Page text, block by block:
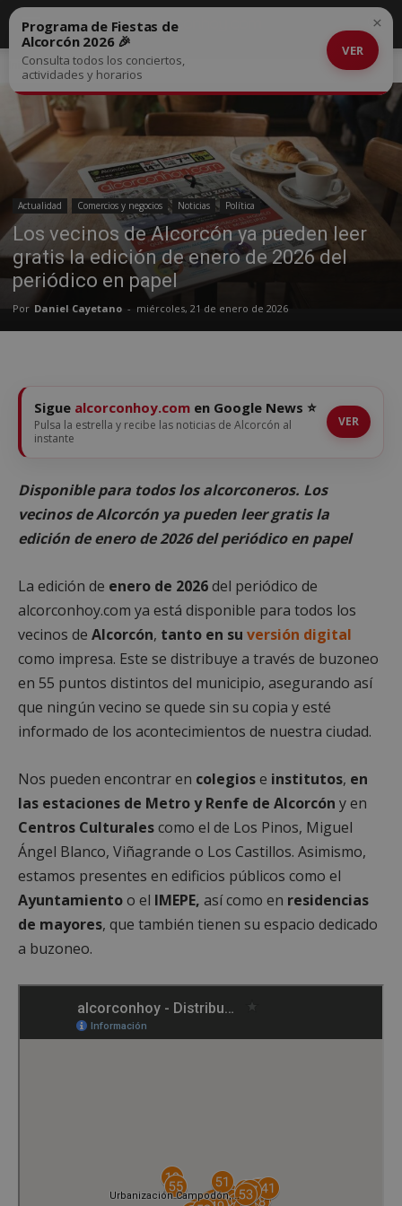
Inicio Actualidad
Actualidad Comercios y negocios Noticias Política
Los vecinos de Alcorcón ya pueden leer
gratis la edición de enero de 2026 del
periódico en papel
Por Daniel Cayetano - miércoles, 21 de enero de 2026
Programa de Fiestas de
Alcorcón 2026 🎉
Consulta todos los conciertos,
actividades y horarios
VER
×
Sigue alcorconhoy.com en Google News ⭐
Pulsa la estrella y recibe las noticias de Alcorcón al
instante
VER
Disponible para todos los alcorconeros. Los
vecinos de Alcorcón ya pueden leer gratis la
edición de enero de 2026 del periódico en papel
La edición de enero de 2026del periódico de
alcorconhoy.com ya está disponible para todos los
vecinos de Alcorcón, tanto en su versión digital
como impresa. Este se distribuye a través de buzoneo
en 55 puntos distintos del municipio, asegurando así
que ningún vecino se quede sin su copia y esté
informado de los acontecimientos de nuestra ciudad.
Nos pueden encontrar en colegiose institutos, en
las estaciones de Metro y Renfe de Alcorcón y en
Centros Culturalescomo el de Los Pinos, Miguel
Ángel Blanco, Viñagrande o Los Castillos. Asimismo,
estamos presentes en edificios públicos como el
Ayuntamientoo el IMEPE, así como en residencias
de mayores, que también tienen su espacio dedicado
a buzoneo.